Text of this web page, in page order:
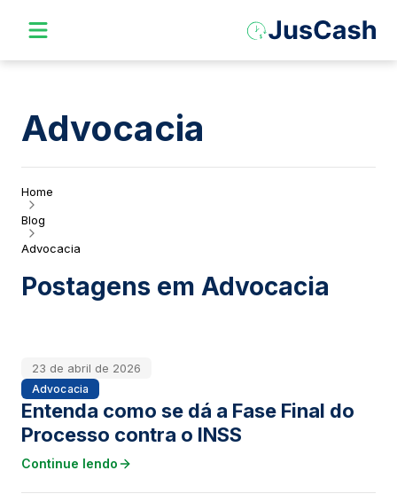
Advocacia
Home
Blog
Advocacia
Postagens em Advocacia
23 de abril de 2026
Advocacia
Entenda como se dá a Fase Final do
Processo contra o INSS
Continue lendo